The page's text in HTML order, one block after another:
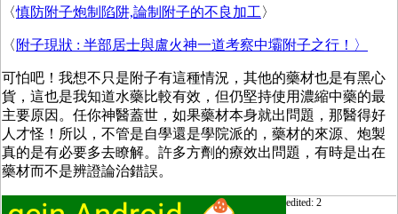
〈慎防附子炮制陷阱,論制附子的不良加工〉
〈 附子現狀 : 半部居士與盧火神一道考察中壩附子之行！〉
可怕吧！我想不只是附子有這種情況，其他的藥材也是有黑心
貨，這也是我知道水藥比較有效，但仍堅持使用濃縮中藥的最
主要原因。任你神醫蓋世，如果藥材本身就出問題，那醫得好
人才怪！所以，不管是自學還是學院派的，藥材的來源、炮製
真的是有必要多去瞭解。許多方劑的療效出問題，有時是出在
藥材而不是辨證論治錯誤。
edited: 2